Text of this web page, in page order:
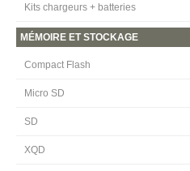
Kits chargeurs + batteries
MÉMOIRE ET STOCKAGE
Compact Flash
Micro SD
SD
XQD